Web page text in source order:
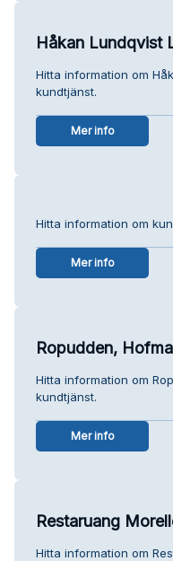
Håkan Lundqvist
Hitta information om
kundtjänst.
Mer info
Hitta information om
Mer info
Ropudden,
Hitta information om
kundtjänst.
Mer info
Restaruang
Hitta information om